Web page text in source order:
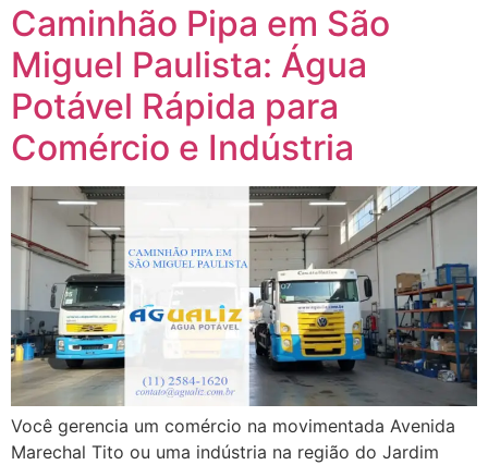
Caminhão Pipa em São
Miguel Paulista: Água
Potável Rápida para
Comércio e Indústria
Você gerencia um comércio na movimentada Avenida
Marechal Tito ou uma indústria na região do Jardim